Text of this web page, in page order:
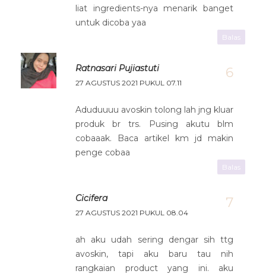
liat ingredients-nya menarik banget
untuk dicoba yaa
Balas
Ratnasari Pujiastuti
27 AGUSTUS 2021 PUKUL 07.11
Aduduuuu avoskin tolong lah jng kluar
produk br trs. Pusing akutu blm
cobaaak. Baca artikel km jd makin
penge cobaa
Balas
Cicifera
27 AGUSTUS 2021 PUKUL 08.04
ah aku udah sering dengar sih ttg
avoskin, tapi aku baru tau nih
rangkaian product yang ini. aku